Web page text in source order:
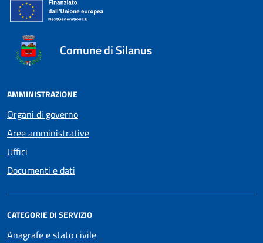
Comune di Silanus
AMMINISTRAZIONE
Organi di governo
Aree amministrative
Uffici
Documenti e dati
CATEGORIE DI SERVIZIO
Anagrafe e stato civile